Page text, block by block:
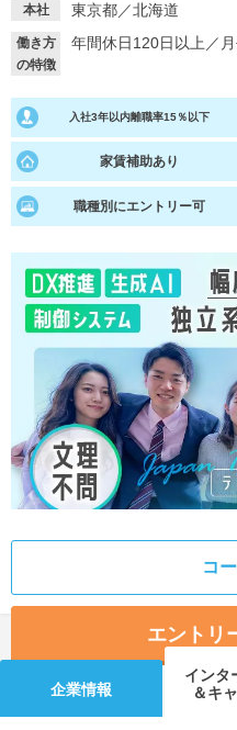
就活ノウハウ・サポー
就活支援
あなたに合う仕事を診断！
就活ニュースペーパー
就活時事ニュースを更新
本社 東京都／北海道
働き方
の特徴
年間休日120日以上 ／
入社3年以内離職率15％以下
家賃補助あり
職種別にエントリー可
コ
エントリ
企業情報
インタ
＆キ